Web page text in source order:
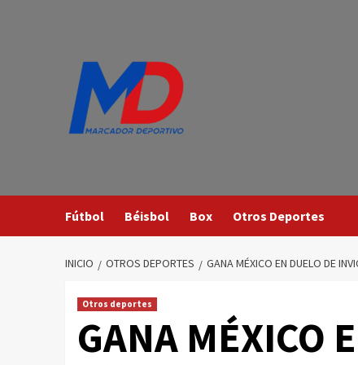
Fútbol Béisbol Box Otros Deportes
INICIO OTROS DEPORTES GANA MÉXICO EN DUELO DE
Otros deportes
GANA MÉXICO